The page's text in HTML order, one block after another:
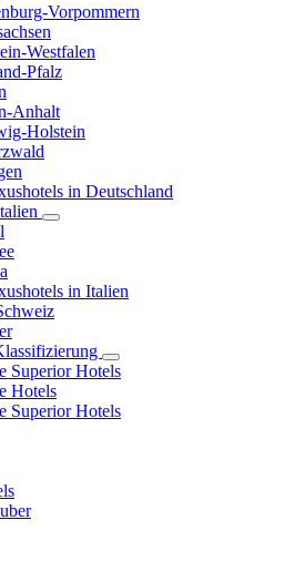
Vorpommern
Westfalen
Pfalz
Anhalt
Holstein
in Deutschland
in Italien
Superior Hotels
Hotels
Superior Hotels